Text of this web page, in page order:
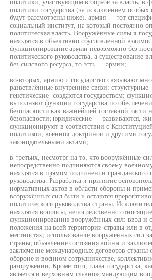
политики государства (за исключением особых
будут рассмотрены ниже), армия — тот
социальный институт, на который постоянно
политическая власть. Вооружённые силы и
находятся в объективно обусловленной
функционирование армии невозможно без
политического руководства, а существование
без силового ресурса, то есть — армии;
во-вторых, армию и государство связывают
разветвлённые внутренние связи: структурные
генетические -создаются государством;
выполняют функции государства по
безопасности как важнейшей составной части
безопасности; юридические — развиваются,
функционируют в соответствии с
политикой, военной доктриной и другими
законодательными актами;
в-третьих, несмотря на то, что вооружённые
непосредственно подчиняются своему
находятся в прямом подчинении гражданского
руководства. Разработка и принятие
нормативных актов в области обороны и
вооружённых сил были и остаются
политического руководства страны.
находятся вопросы, непосредственно
функционированию вооружённых сил: ввод и
положения на всей территории страны или в
местностях; использование вооружённых сил
страны; объявление состояния войны и
заключение международных договоров страны
обороне и военном сотрудничестве,
разоружении. Кроме того, глава государства,
является и верховным главнокомандующим